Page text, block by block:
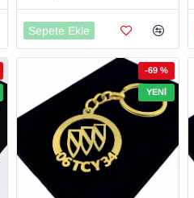
Sepete Ekle
YENI
-69 %